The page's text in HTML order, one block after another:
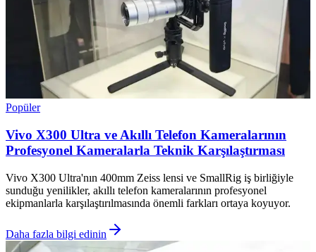
Popüler
Vivo X300 Ultra ve Akıllı Telefon Kameralarının
Profesyonel Kameralarla Teknik Karşılaştırması
Vivo X300 Ultra'nın 400mm Zeiss lensi ve SmallRig iş birliğiyle
sunduğu yenilikler, akıllı telefon kameralarının profesyonel
ekipmanlarla karşılaştırılmasında önemli farkları ortaya koyuyor.
Daha fazla bilgi edinin